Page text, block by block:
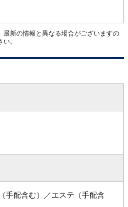
新の情報と異なる場合がございますの
。
手配含む）／エステ（手配含